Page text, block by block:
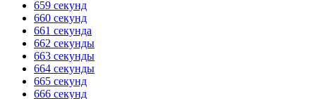
659 секунд
660 секунд
661 секунда
662 секунды
663 секунды
664 секунды
665 секунд
666 секунд